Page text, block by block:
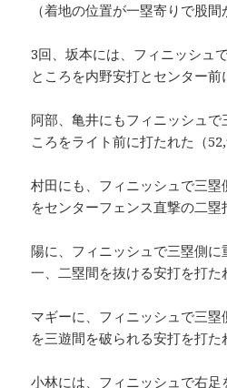
（着地の位置が一塁寄りで股間
3回、坂本には、フィニッシュ
ところを内野安打とセンター前
阿部、亀井にもフィニッシュで
ころをライト前に打たれた（
村田にも、フィニッシュで三
をセンターフェンス直撃の二塁
陽に、フィニッシュで三塁側
一、二塁間を抜ける安打を打た
マギーに、フィニッシュで三
を三遊間を破られる安打を打た
小林には、フィニッシュで右